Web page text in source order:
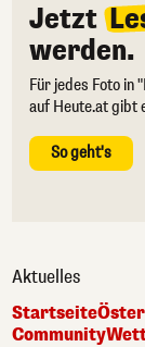
Jetzt
werden.
Für jedes Foto in
auf Heute.at gibt
So geht's
Aktuelles
Startseite
Community